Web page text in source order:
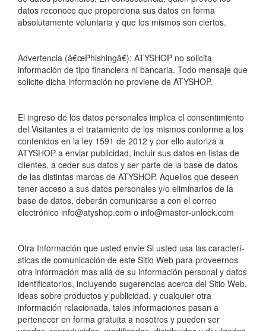
datos reconoce que proporciona sus datos en forma
absolutamente voluntaria y que los mismos son ciertos.
Advertencia (â€œPhishingâ€): ATYSHOP no solicita
información de tipo financiera ni bancaria. Todo mensaje que
solicite dicha información no proviene de ATYSHOP.
El ingreso de los datos personales implica el consentimiento
del Visitantes a el tratamiento de los mismos conforme a los
contenidos en la ley 1591 de 2012 y por ello autoriza a
ATYSHOP a enviar publicidad, incluir sus datos en listas de
clientes, a ceder sus datos y ser parte de la base de datos
de las distintas marcas de ATYSHOP. Aquellos que deseen
tener acceso a sus datos personales y/o eliminarlos de la
base de datos, deberán comunicarse a con el correo
electrónico info@atyshop.com o info@master-unlock.com
Otra Información que usted envíe Si usted usa las caracterí­
sticas de comunicación de este Sitio Web para proveernos
otra información mas allá de su información personal y datos
identificatorios, incluyendo sugerencias acerca del Sitio Web,
ideas sobre productos y publicidad, y cualquier otra
información relacionada, tales informaciones pasan a
pertenecer en forma gratuita a nosotros y pueden ser